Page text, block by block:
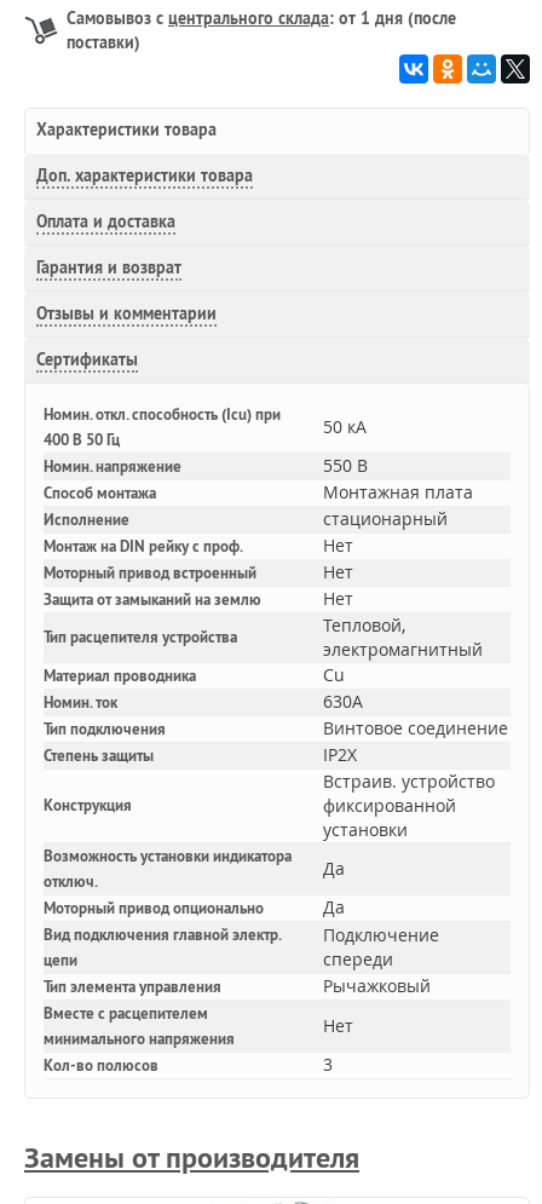
Самовывоз с центрального склада: от 1 дня (после
поставки)
Характеристики товара
Доп. характеристики товара
Оплата и доставка
Гарантия и возврат
Отзывы и комментарии
Сертификаты
Номин. откл. способность (Icu) при
400 В 50 Гц
50 кА
Номин. напряжение 550 В
Способ монтажа Монтажная плата
Исполнение стационарный
Монтаж на DIN рейку с проф. Нет
Моторный привод встроенный Нет
Защита от замыканий на землю Нет
Тип расцепителя устройства
Тепловой,
электромагнитный
Материал проводника Cu
Номин. ток 630A
Тип подключения Винтовое соединение
Степень защиты IP2X
Конструкция
Встраив. устройство
фиксированной
установки
Возможность установки индикатора
отключ.
Да
Моторный привод опционально Да
Вид подключения главной электр.
цепи
Подключение
спереди
Тип элемента управления Рычажковый
Вместе с расцепителем
минимального напряжения
Нет
Кол-во полюсов 3
Замены от производителя